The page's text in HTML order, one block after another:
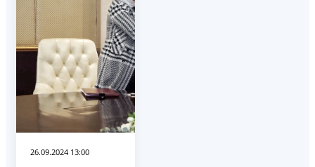
26.09.2024 13:00